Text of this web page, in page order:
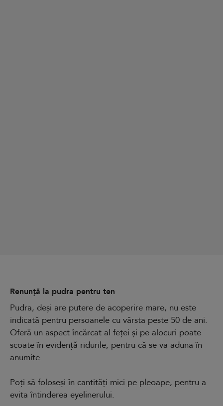
Renunță la pudra pentru ten
Pudra, deși are putere de acoperire mare, nu este
indicată pentru persoanele cu vârsta peste 50 de ani.
Oferă un aspect încărcat al feței și pe alocuri poate
scoate în evidență ridurile, pentru că se va aduna în
anumite.
Poți să foloseși în cantități mici pe pleoape, pentru a
evita întinderea eyelinerului.